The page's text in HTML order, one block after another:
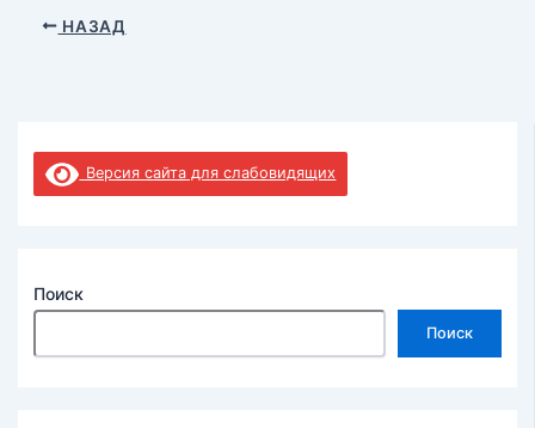
НАЗАД
Версия сайта для слабовидящих
Поиск
Поиск